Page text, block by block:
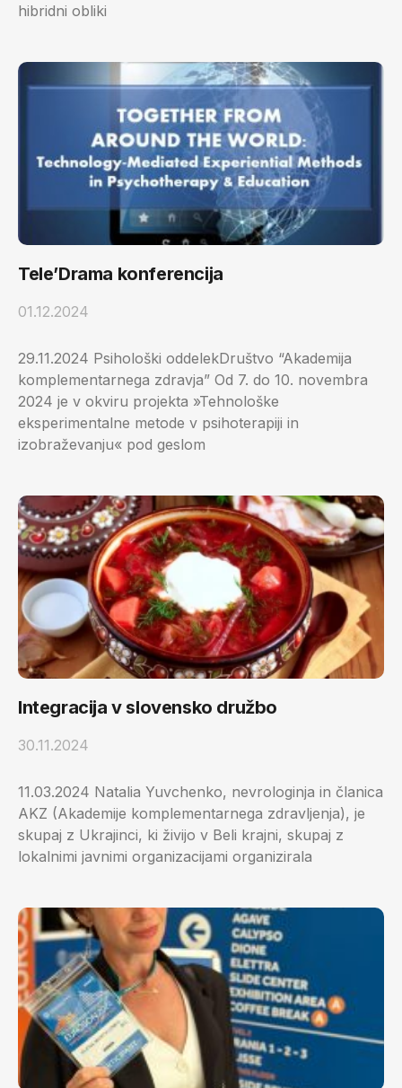
hibridni obliki
Tele’Drama konferencija
01.12.2024
29.11.2024 Psihološki oddelekDruštvo “Akademija
komplementarnega zdravja” Od 7. do 10. novembra
2024 je v okviru projekta »Tehnološke
eksperimentalne metode v psihoterapiji in
izobraževanju« pod geslom
Integracija v slovensko družbo
30.11.2024
11.03.2024 Natalia Yuvchenko, nevrologinja in članica
AKZ (Akademije komplementarnega zdravljenja), je
skupaj z Ukrajinci, ki živijo v Beli krajni, skupaj z
lokalnimi javnimi organizacijami organizirala